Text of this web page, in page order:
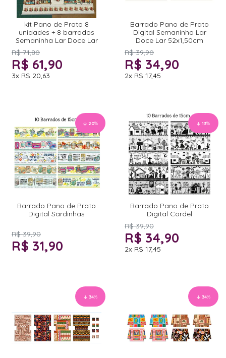
kit Pano de Prato 8
unidades + 8 barrados
Semaninha Lar Doce Lar
R$ 71,80
R$ 61,90
3x R$ 20,63
Barrado Pano de Prato
Digital Semaninha Lar
Doce Lar 52x1,50cm
R$ 39,90
R$ 34,90
2x R$ 17,45
20%
Barrado Pano de Prato
Digital Sardinhas
R$ 39,90
R$ 31,90
13%
Barrado Pano de Prato
Digital Cordel
R$ 39,90
R$ 34,90
2x R$ 17,45
34% 34%